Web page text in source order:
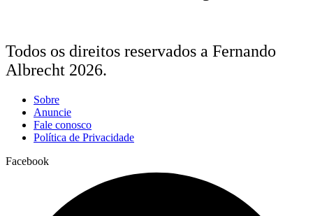
Todos os direitos reservados a Fernando
Albrecht 2026.
Sobre
Anuncie
Fale conosco
Política de Privacidade
Facebook